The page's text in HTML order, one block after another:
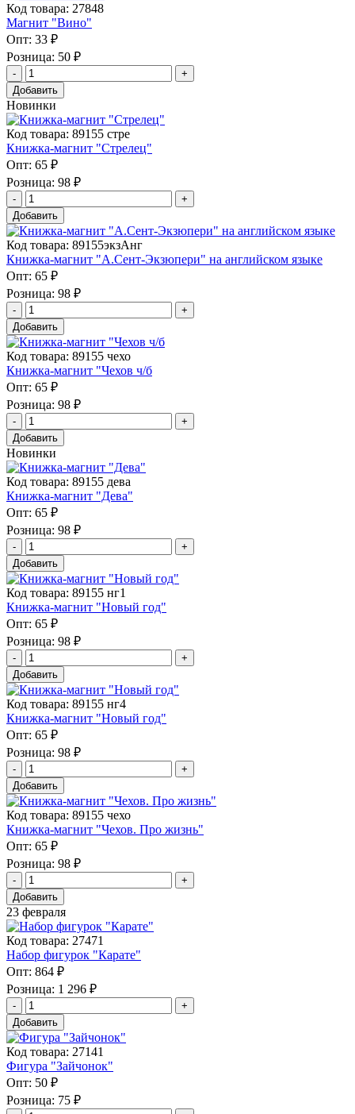
Код товара: 27848
Магнит "Вино"
Опт: 33 ₽
Розница: 50 ₽
Добавить
Новинки
Код товара: 89155 стре
Книжка-магнит "Стрелец"
Опт: 65 ₽
Розница: 98 ₽
Добавить
Код товара: 89155экзАнг
Книжка-магнит "А.Сент-Экзюпери" на английском языке
Опт: 65 ₽
Розница: 98 ₽
Добавить
Код товара: 89155 чехо
Книжка-магнит "Чехов ч/б
Опт: 65 ₽
Розница: 98 ₽
Добавить
Новинки
Код товара: 89155 дева
Книжка-магнит "Дева"
Опт: 65 ₽
Розница: 98 ₽
Добавить
Код товара: 89155 нг1
Книжка-магнит "Новый год"
Опт: 65 ₽
Розница: 98 ₽
Добавить
Код товара: 89155 нг4
Книжка-магнит "Новый год"
Опт: 65 ₽
Розница: 98 ₽
Добавить
Код товара: 89155 чехо
Книжка-магнит "Чехов. Про жизнь"
Опт: 65 ₽
Розница: 98 ₽
Добавить
23 февраля
Код товара: 27471
Набор фигурок "Карате"
Опт: 864 ₽
Розница: 1 296 ₽
Добавить
Код товара: 27141
Фигура "Зайчонок"
Опт: 50 ₽
Розница: 75 ₽